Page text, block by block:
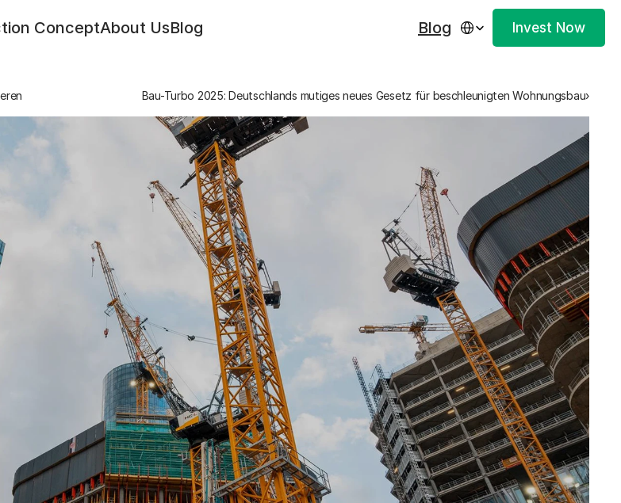
ConceptAbout UsBlog Blog Invest Now
Bau-Turbo 2025: Deutschlands mutiges neues Gesetz für beschleunigten Wohnungsbau›